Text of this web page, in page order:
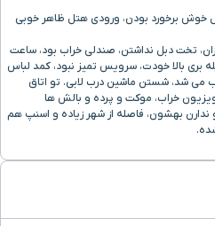
خوش برخورد بودن، ورودی هتل ظاهر خوبی
تخت دبل نداشتن، صندلی خراب بود، ساعت
بری بالا خودت، سرویس تمیز نبود، کمد لباس
شد، شستن ماشین درب لابی. تو اتاق
خراب، موکت و پرده و بالش ها
ندارن بهشون، فاصله از شهر زیاده و اسنپ هم